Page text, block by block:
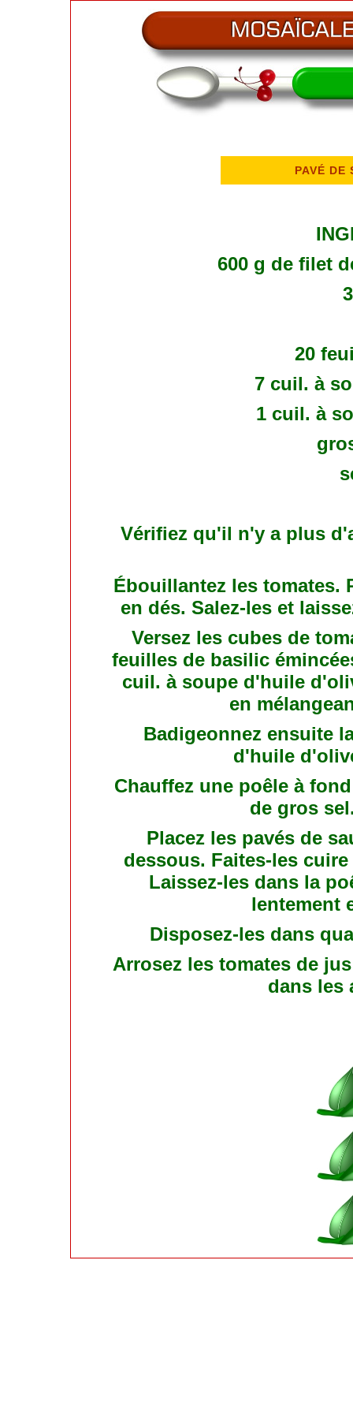
PAVÉ DE
600 g de filet
20
7 cuil. à
1 cuil. à
Vérifiez qu'il n'y a plus
Ébouillantez les tomates.
en dés. Salez-les et
Versez les cubes de
feuilles de basilic
cuil. à soupe d'huile
en
Badigeonnez ensuite
d'huile
Chauffez une poêle à
de gros
Placez les pavés de
dessous. Faites-les
Laissez-les dans la
lentement
Disposez-les dans
Arrosez les tomates de
dans les